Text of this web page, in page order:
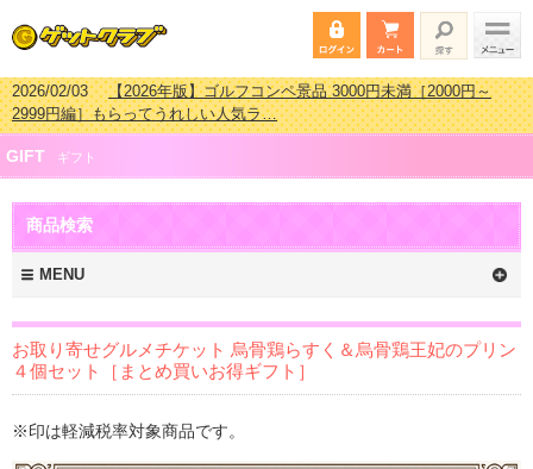
2026/02/03【2026年版】ゴルフコンペ景品 3000円未満［2000円～
2999円編］もらってうれしい人気ラ…
2026/07/15【2026年版】ビンゴゲーム景品おすすめ金額別人気ランキ
ング 更新しました！
2026/04/03【2026年版】ゴルフコンペ景品 3000円未満［2000円～
2999円編］もらってうれしい人気ラ…
2026/02/16
新しました！
GIFT ギフト
商品検索
MENU
お取り寄せグルメチケット 烏骨鶏らすく＆烏骨鶏王妃のプリン
４個セット［まとめ買いお得ギフト］
※印は軽減税率対象商品です。